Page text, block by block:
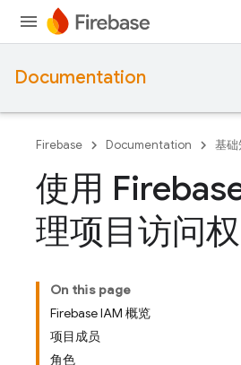
Documentation
Firebase Documentation 基础
使用
理项目访问
On this page
Firebase IAM 概览
项目成员
角色